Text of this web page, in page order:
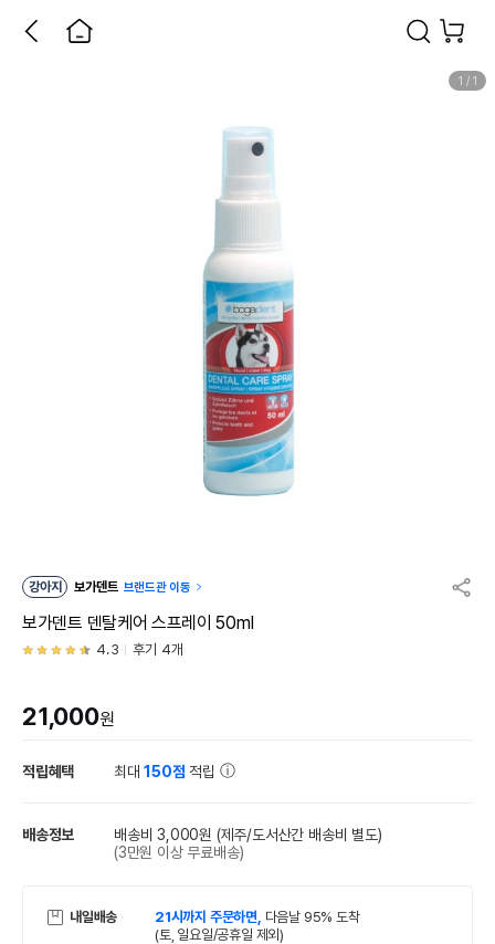
1 / 1
강아지 보가덴트 브랜드관 이동
보가덴트 덴탈케어 스프레이 50ml
4.3 후기 4개
21,000원
적립혜택 최대150점 적립
배송정보 배송비 3,000원 (제주/도서산간 배송비 별도)
(3만원 이상 무료배송)
내일배송 21시까지 주문하면, 다음날 95% 도착
(토, 일요일/공휴일 제외)